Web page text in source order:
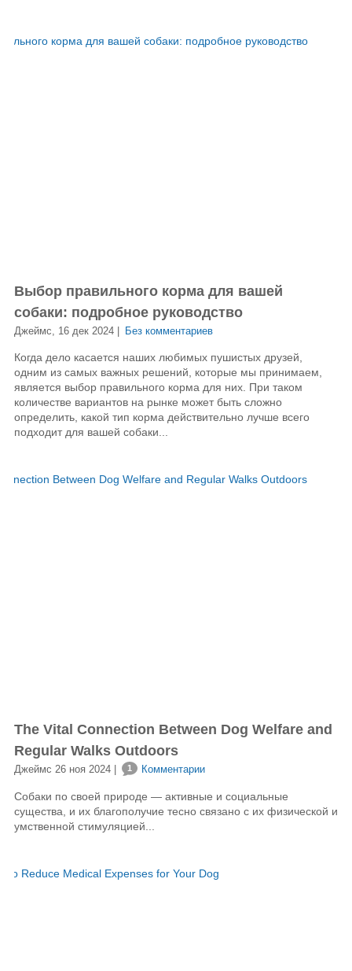
Выбор правильного корма для вашей
собаки: подробное руководство
Джеймс, 16 дек 2024 | Без комментариев
Когда дело касается наших любимых пушистых друзей,
одним из самых важных решений, которые мы принимаем,
является выбор правильного корма для них. При таком
количестве вариантов на рынке может быть сложно
определить, какой тип корма действительно лучше всего
подходит для вашей собаки...
The Vital Connection Between Dog Welfare and
Regular Walks Outdoors
Джеймс 26 ноя 2024 | 1 Комментарии
Собаки по своей природе — активные и социальные
существа, и их благополучие тесно связано с их физической и
умственной стимуляцией...